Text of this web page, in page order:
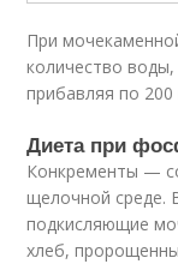
При
количество
прибавляя по
Диета при
Конкременты —
щелочной среде.
подкисляющие
хлеб,